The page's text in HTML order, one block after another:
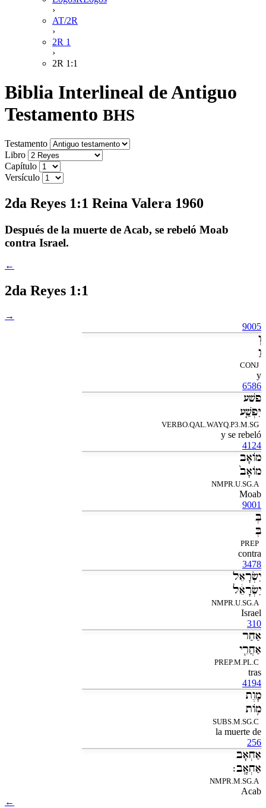
›
AT/2R
›
2R 1
›
2R 1:1
Biblia Interlineal de Antiguo
Testamento BHS
Testamento
Libro
Capítulo
Versículo
2da Reyes 1:1 Reina Valera 1960
Después de la muerte de Acab, se rebeló Moab
contra Israel.
←
2da Reyes 1:1
→
9005
וְ
וַ
CONJ
y
6586
פשׁע
יִּפְשַׁ֤ע
VERBO.QAL.WAYQ.P3.M.SG
y se rebeló
4124
מֹואָב
מֹואָב֙
NMPR.U.SG.A
Moab
9001
בְּ
בְּ
PREP
contra
3478
יִשְׂרָאֵל
יִשְׂרָאֵ֔ל
NMPR.U.SG.A
Israel
310
אַחַר
אַחֲרֵ֖י
PREP.M.PL.C
tras
4194
מָוֶת
מֹ֥ות
SUBS.M.SG.C
la muerte de
256
אַחְאָב
אַחְאָֽב׃
NMPR.M.SG.A
Acab
←